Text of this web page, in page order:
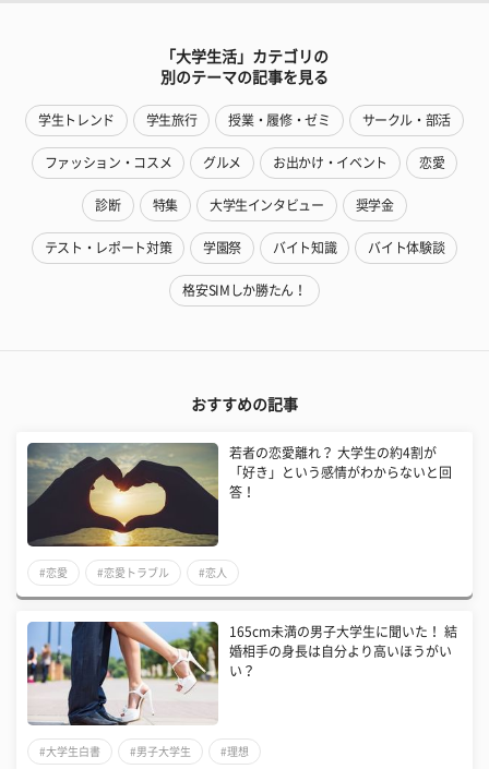
「大学生活」カテゴリの
別のテーマの記事を見る
学生トレンド 学生旅行 授業・履修・ゼミ サークル・部活
ファッション・コスメ グルメ お出かけ・イベント 恋愛
診断 特集 大学生インタビュー 奨学金
テスト・レポート対策 学園祭 バイト知識 バイト体験談
格安SIMしか勝たん！
おすすめの記事
​若者の恋愛離れ？ 大学生の約4割が
「好き」という感情がわからないと回
答！
#恋愛 #恋愛トラブル #恋人
165cm未満の男子大学生に聞いた！ 結
婚相手の身長は自分より高いほうがい
い？
#大学生白書 #男子大学生 #理想